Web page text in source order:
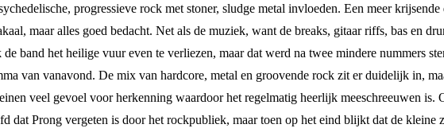
progressieve rock met stoner, sludge metal invloeden. Een meer
maar alles goed bedacht. Net als de muziek, want de breaks, gitaar riffs, bas en
band het heilige vuur even te verliezen, maar dat werd na twee mindere nummers
van vanavond. De mix van hardcore, metal en groovende rock zit er duidelijk in,
veel gevoel voor herkenning waardoor het regelmatig heerlijk meeschreeuwen is.
dat Prong vergeten is door het rockpubliek, maar toen op het eind blijkt dat de